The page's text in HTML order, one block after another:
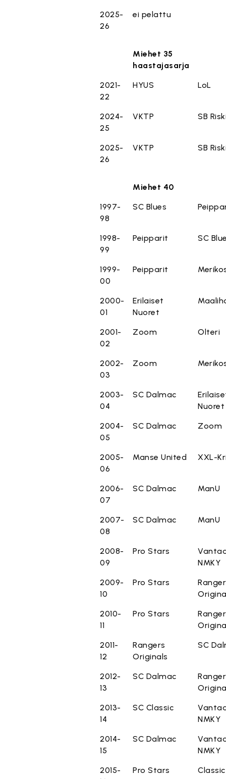
2025-
26
ei pelattu
Miehet 35
haastajasarja
2021-
22
HYUS LoL
2024-
25
VKTP SB
2025-
26
VKTP SB
Miehet 40
1997-
98
SC Blues
1998-
99
Peipparit SC
1999-
00
Peipparit
2000-
01
Erilaiset
Nuoret
2001-
02
Zoom Olteri
2002-
03
Zoom
2003-
04
SC Dalmac
Nuoret
2004-
05
SC Dalmac Zoom
2005-
06
Manse United XXL-
2006-
07
SC Dalmac ManU
2007-
08
SC Dalmac ManU
2008-
09
Pro Stars
NMKY
2009-
10
Pro Stars
2010-
11
Pro Stars
2011-
12
Rangers
Originals
SC
2012-
13
SC Dalmac
2013-
14
SC Classic
NMKY
2014-
15
SC Dalmac
NMKY
2015-
Pro Stars Classic